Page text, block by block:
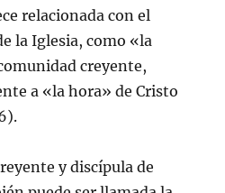
relacionada con el
la Iglesia, como «la
creyente,
a «la hora» de Cristo
y discí­pula de